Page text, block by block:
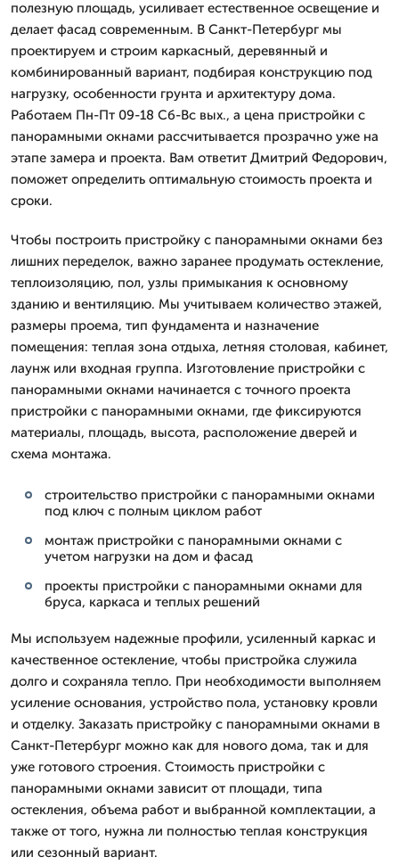
полезную площадь, усиливает естественное освещение и
делает фасад современным. В Санкт-Петербург мы
проектируем и строим каркасный, деревянный и
комбинированный вариант, подбирая конструкцию под
нагрузку, особенности грунта и архитектуру дома.
Работаем Пн-Пт 09-18 Сб-Вс вых., а цена пристройки с
панорамными окнами рассчитывается прозрачно уже на
этапе замера и проекта. Вам ответит Дмитpий Федорович,
поможет определить оптимальную стоимость проекта и
сроки.
Чтобы построить пристройку с панорамными окнами без
лишних переделок, важно заранее продумать остекление,
теплоизоляцию, пол, узлы примыкания к основному
зданию и вентиляцию. Мы учитываем количество этажей,
размеры проема, тип фундамента и назначение
помещения: теплая зона отдыха, летняя столовая, кабинет,
лаунж или входная группа. Изготовление пристройки с
панорамными окнами начинается с точного проекта
пристройки с панорамными окнами, где фиксируются
материалы, площадь, высота, расположение дверей и
схема монтажа.
строительство пристройки с панорамными окнами
под ключ с полным циклом работ
монтаж пристройки с панорамными окнами с
учетом нагрузки на дом и фасад
проекты пристройки с панорамными окнами для
бруса, каркаса и теплых решений
Мы используем надежные профили, усиленный каркас и
качественное остекление, чтобы пристройка служила
долго и сохраняла тепло. При необходимости выполняем
усиление основания, устройство пола, установку кровли
и отделку. Заказать пристройку с панорамными окнами в
Санкт-Петербург можно как для нового дома, так и для
уже готового строения. Стоимость пристройки с
панорамными окнами зависит от площади, типа
остекления, объема работ и выбранной комплектации, а
также от того, нужна ли полностью теплая конструкция
или сезонный вариант.